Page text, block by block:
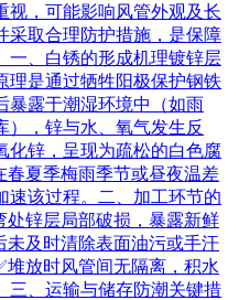
视，可能影响风管外观及长
采取合理防护措施，是保障
一、白锈的形成机理镀锌层
理是通过牺牲阳极保护钢铁
暴露于潮湿环境中（如雨
），锌与水、氧气发生反
化锌，呈现为疏松的白色腐
春夏季梅雨季节或昼夜温差
速该过程。二、加工环节的
处锌层局部破损，暴露新鲜
未及时清除表面油污或手汗
堆放时风管间无隔离，积水
三、运输与储存防潮关键措